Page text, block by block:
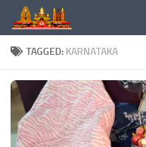
Skip to content
TAGGED: KARNATAKA